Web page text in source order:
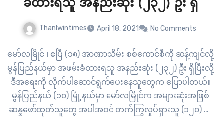
ခံထားရသူ အနည်းဆုံး (၂၃၂) ဦး ရှိ
Thanlwintimes April 18, 2021 No Comments
မော်လမြိုင် ၊ ဧပြီ (၁၈) အာဏာသိမ်း စစ်ကောင်စီကို ဆန့်ကျင်လို့
မွန်ပြည်နယ်မှာ အဖမ်းခံထားရသူ အနည်းဆုံး (၂၃၂) ဦး ရှိပြီးလို့
ဒီအရေးကို လိုက်ပါဆောင်ရွက်ပေးနေသူတွေက ပြောပါတယ်။
မွန်ပြည်နယ် (၁၀) မြို့နယ်မှာ မော်လမြိုင်က အများဆုံးအဖြစ်
ဆန္ဒဖော်ထုတ်သူတွေ အပါအဝင် တက်ကြွလှုပ်ရှားသူ (၁၂၀) ဦး